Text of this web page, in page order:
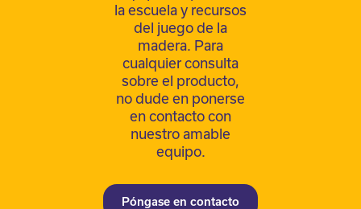
la escuela y recursos
del juego de la
madera. Para
cualquier consulta
sobre el producto,
no dude en ponerse
en contacto con
nuestro amable
equipo.
Póngase en contacto